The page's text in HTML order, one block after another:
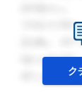
ク